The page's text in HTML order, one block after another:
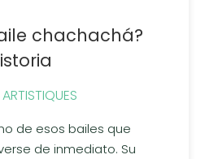
chachachá?
de esos bailes que
de inmediato. Su